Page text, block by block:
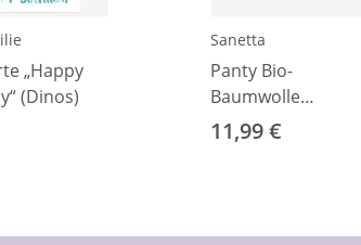
„Happy
(Dinos)
Sanetta
Panty Bio-
Baumwolle
Blümchen
11,99 €